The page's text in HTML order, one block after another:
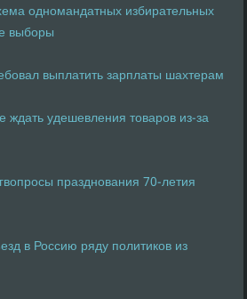
одномандатных избирательных
выборы
выплатить зарплаты шахтерам
ждать удешевления товаров из-за
празднования 70-летия
в Россию ряду политиков из